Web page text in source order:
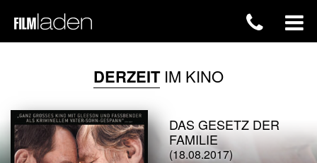
DERZEITIM KINO
DAS GESETZ DER
FAMILIE
(18.08.2017)